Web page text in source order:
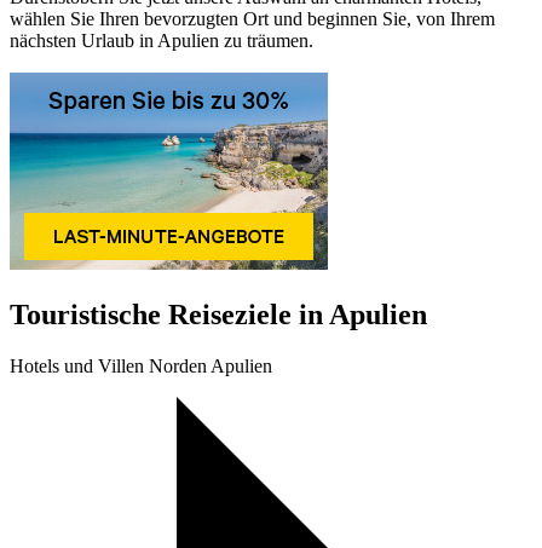
wählen Sie Ihren bevorzugten Ort und beginnen Sie, von Ihrem
nächsten Urlaub in Apulien zu träumen.
Touristische Reiseziele in Apulien
Hotels und Villen Norden Apulien